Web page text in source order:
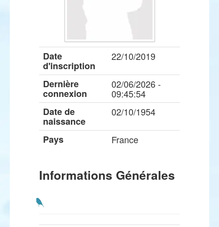
Date
d'inscription
22/10/2019
Dernière
connexion
02/06/2026 -
09:45:54
Date de
naissance
02/10/1954
Pays France
Informations Générales